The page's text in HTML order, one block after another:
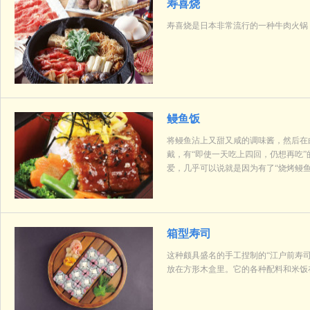
寿喜烧
寿喜烧是日本非常流行的一种牛肉火
鳗鱼饭
将鳗鱼沾上又甜又咸的调味酱，然后
戴，有“即使一天吃上四回，仍想再吃
爱，几乎可以说就是因为有了“烧烤鳗
箱型寿司
这种颇具盛名的手工捏制的“江户前寿
放在方形木盒里。它的各种配料和米